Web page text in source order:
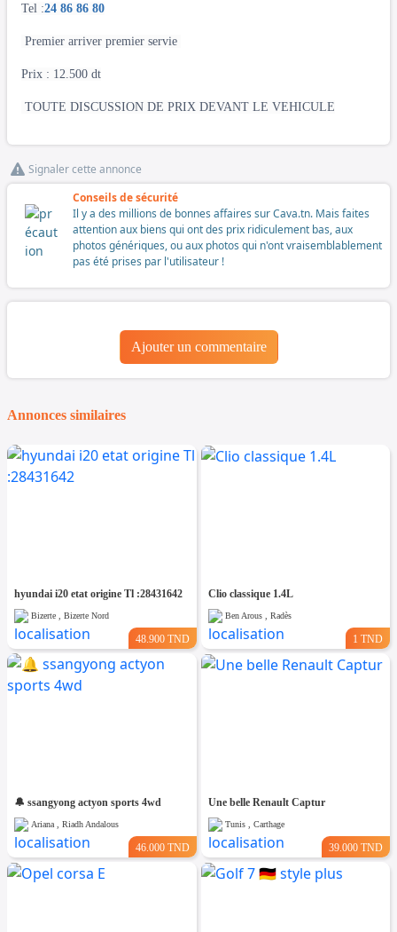
Tel :24 86 86 80
Premier arriver premier servie
Prix : 12.500 dt
TOUTE DISCUSSION DE PRIX DEVANT LE VEHICULE
Signaler cette annonce
Conseils de sécurité
Il y a des millions de bonnes affaires sur Cava.tn. Mais faites
attention aux biens qui ont des prix ridiculement bas, aux
photos génériques, ou aux photos qui n'ont vraisemblablement
pas été prises par l'utilisateur !
Ajouter un commentaire
Annonces similaires
hyundai i20 etat origine Tl :28431642
Bizerte , Bizerte Nord
48.900 TND
Clio classique 1.4L
Ben Arous , Radès
1 TND
🔔 ssangyong actyon sports 4wd
Ariana , Riadh Andalous
46.000 TND
Une belle Renault Captur
Tunis , Carthage
39.000 TND